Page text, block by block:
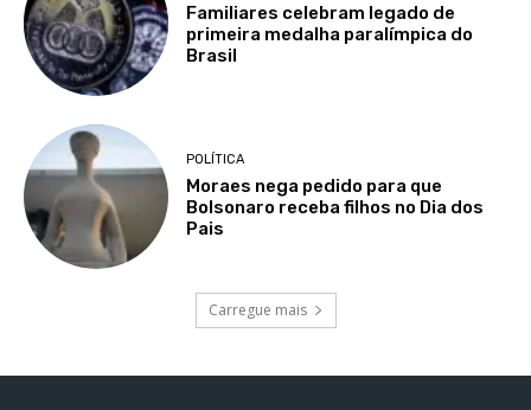
Familiares celebram legado de
primeira medalha paralímpica do
Brasil
POLÍTICA
Moraes nega pedido para que
Bolsonaro receba filhos no Dia dos
Pais
Carregue mais